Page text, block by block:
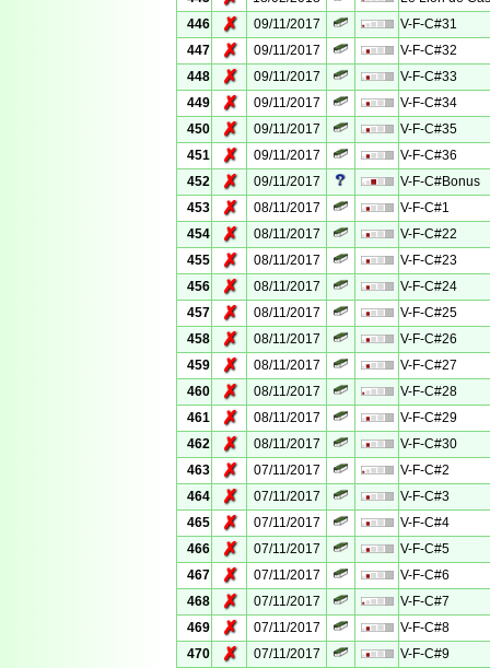
446
✗ 09/11/2017
V-F-C#31
447
✗ 09/11/2017
V-F-C#32
448
✗ 09/11/2017
V-F-C#33
449
✗ 09/11/2017
V-F-C#34
450
✗ 09/11/2017
V-F-C#35
451
✗ 09/11/2017
V-F-C#36
452
✗ 09/11/2017
V-F-C#Bonus
453
✗ 08/11/2017
V-F-C#1
454
✗ 08/11/2017
V-F-C#22
455
✗ 08/11/2017
V-F-C#23
456
✗ 08/11/2017
V-F-C#24
457
✗ 08/11/2017
V-F-C#25
458
✗ 08/11/2017
V-F-C#26
459
✗ 08/11/2017
V-F-C#27
460
✗ 08/11/2017
V-F-C#28
461
✗ 08/11/2017
V-F-C#29
462
✗ 08/11/2017
V-F-C#30
463
✗ 07/11/2017
V-F-C#2
464
✗ 07/11/2017
V-F-C#3
465
✗ 07/11/2017
V-F-C#4
466
✗ 07/11/2017
V-F-C#5
467
✗ 07/11/2017
V-F-C#6
468
✗ 07/11/2017
V-F-C#7
469
✗ 07/11/2017
V-F-C#8
470
✗ 07/11/2017
V-F-C#9